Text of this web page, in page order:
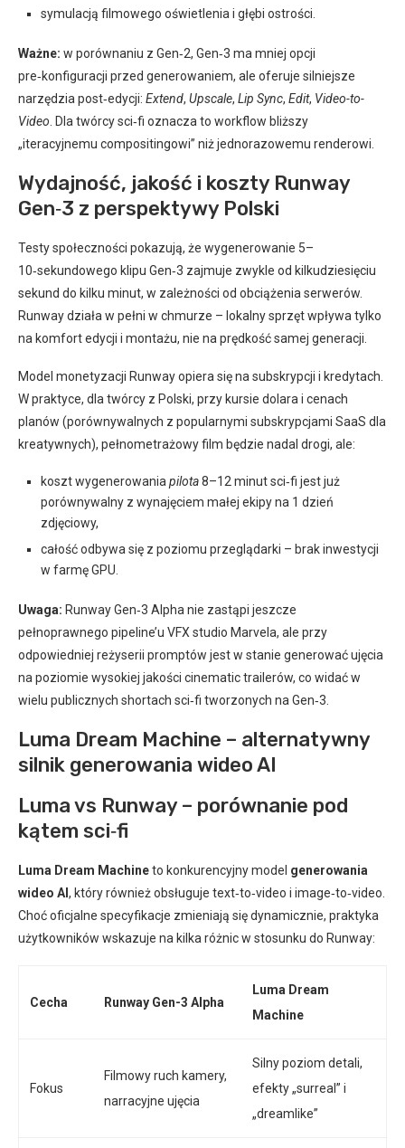
symulacją filmowego oświetlenia i głębi ostrości.
Ważne: w porównaniu z Gen‑2, Gen‑3 ma mniej opcji
pre‑konfiguracji przed generowaniem, ale oferuje silniejsze
narzędzia post‑edycji: Extend, Upscale, Lip Sync, Edit, Video-to-
Video . Dla twórcy sci‑fi oznacza to workflow bliższy
„iteracyjnemu compositingowi” niż jednorazowemu renderowi.
Wydajność, jakość i koszty Runway
Gen‑3 z perspektywy Polski
Testy społeczności pokazują, że wygenerowanie 5–
10‑sekundowego klipu Gen‑3 zajmuje zwykle od kilkudziesięciu
sekund do kilku minut, w zależności od obciążenia serwerów.
Runway działa w pełni w chmurze – lokalny sprzęt wpływa tylko
na komfort edycji i montażu, nie na prędkość samej generacji.
Model monetyzacji Runway opiera się na subskrypcji i kredytach.
W praktyce, dla twórcy z Polski, przy kursie dolara i cenach
planów (porównywalnych z popularnymi subskrypcjami SaaS dla
kreatywnych), pełnometrażowy film będzie nadal drogi, ale:
koszt wygenerowania pilota8–12 minut sci‑fi jest już
porównywalny z wynajęciem małej ekipy na 1 dzień
zdjęciowy,
całość odbywa się z poziomu przeglądarki – brak inwestycji
w farmę GPU.
Uwaga: Runway Gen‑3 Alpha nie zastąpi jeszcze
pełnoprawnego pipeline’u VFX studio Marvela, ale przy
odpowiedniej reżyserii promptów jest w stanie generować ujęcia
na poziomie wysokiej jakości cinematic trailerów, co widać w
wielu publicznych shortach sci‑fi tworzonych na Gen‑3.
Luma Dream Machine – alternatywny
silnik generowania wideo AI
Luma vs Runway – porównanie pod
kątem sci‑fi
Luma Dream Machineto konkurencyjny model generowania
wideo AI , który również obsługuje text‑to‑video i image‑to‑video.
Choć oficjalne specyfikacje zmieniają się dynamicznie, praktyka
użytkowników wskazuje na kilka różnic w stosunku do Runway:
Cecha Runway Gen-3 Alpha
Luma Dream
Machine
Fokus
Filmowy ruch kamery,
narracyjne ujęcia
Silny poziom detali,
efekty „surreal” i
„dreamlike”